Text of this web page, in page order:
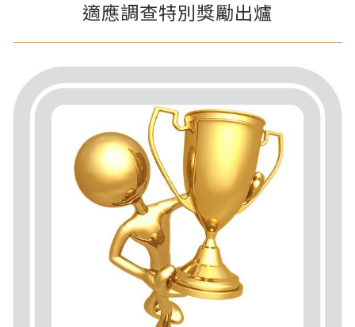
適應調查特別獎勵出爐